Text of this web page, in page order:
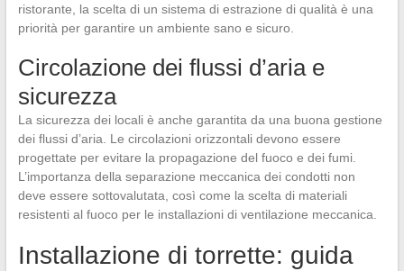
ristorante, la scelta di un sistema di estrazione di qualità è una
priorità per garantire un ambiente sano e sicuro.
Circolazione dei flussi d’aria e
sicurezza
La sicurezza dei locali è anche garantita da una buona gestione
dei flussi d’aria. Le circolazioni orizzontali devono essere
progettate per evitare la propagazione del fuoco e dei fumi.
L’importanza della separazione meccanica dei condotti non
deve essere sottovalutata, così come la scelta di materiali
resistenti al fuoco per le installazioni di ventilazione meccanica.
Installazione di torrette: guida